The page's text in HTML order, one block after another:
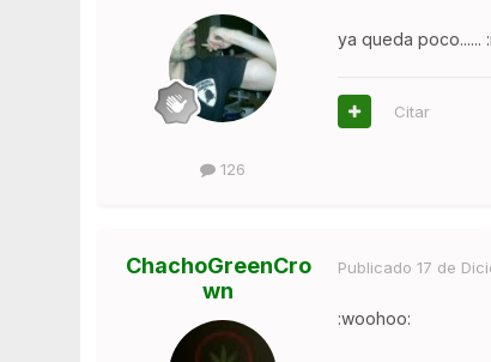
126
ya queda poco......
Citar
ChachoGreenCro
wn
Publicado17 de
:woohoo: